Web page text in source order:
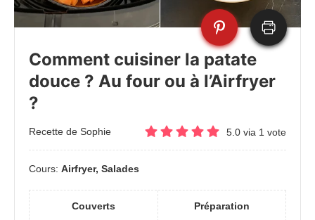
Comment cuisiner la patate
douce ? Au four ou à l’Airfryer
?
Recette de Sophie 5.0 via 1 vote
Cours: Airfryer, Salades
Couverts Préparation